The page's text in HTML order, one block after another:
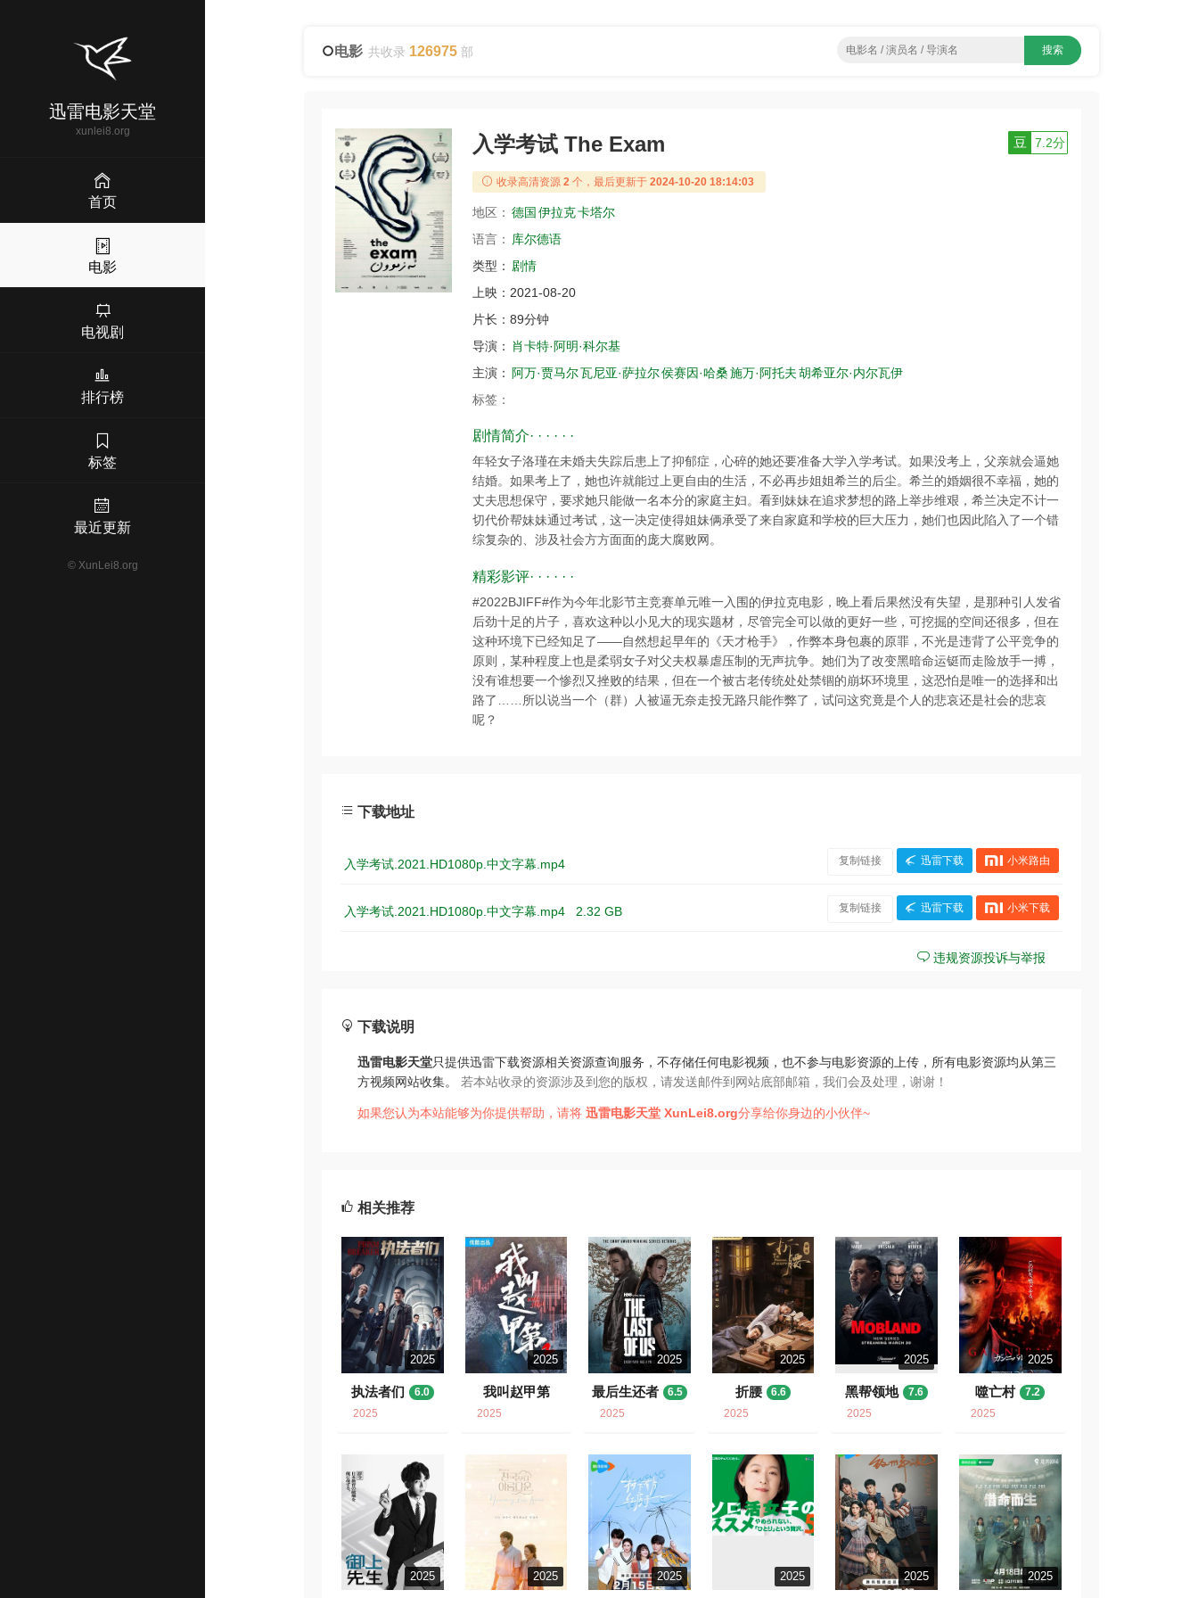
迅雷电影天堂
xunlei8.org
首页
电影
电视剧
排行榜
标签
最近更新
© XunLei8.org
电影 共收录 126975 部
入学考试 The Exam 豆 7.2分
收录高清资源 2 个，最后更新于 2024-10-20 18:14:03
地区： 德国 伊拉克卡塔尔
语言：
库尔德语
类型： 剧情
上映： 2021-08-20
片长： 89分钟
导演： 肖卡特·阿明·科尔基
主演：
阿万·贾马尔瓦尼亚·萨拉尔侯赛因·哈桑施万·阿托夫胡希亚尔·内尔瓦伊
标签：
剧情简介· · · · · ·
年轻女子洛瑾在未婚夫失踪后患上了抑郁症，心碎的她还要准备大学入学考试。如果没考上，父亲就会逼她
结婚。如果考上了，她也许就能过上更自由的生活，不必再步姐姐希兰的后尘。希兰的婚姻很不幸福，她的
丈夫思想保守，要求她只能做一名本分的家庭主妇。看到妹妹在追求梦想的路上举步维艰，希兰决定不计一
切代价帮妹妹通过考试，这一决定使得姐妹俩承受了来自家庭和学校的巨大压力，她们也因此陷入了一个错
综复杂的、涉及社会方方面面的庞大腐败网。
精彩影评· · · · · ·
#2022BJIFF#作为今年北影节主竞赛单元唯一入围的伊拉克电影，晚上看后果然没有失望，是那种引人发省
后劲十足的片子，喜欢这种以小见大的现实题材，尽管完全可以做的更好一些，可挖掘的空间还很多，但在
这种环境下已经知足了——自然想起早年的《天才枪手》，作弊本身包裹的原罪，不光是违背了公平竞争的
原则，某种程度上也是柔弱女子对父夫权暴虐压制的无声抗争。她们为了改变黑暗命运铤而走险放手一搏，
没有谁想要一个惨烈又挫败的结果，但在一个被古老传统处处禁锢的崩坏环境里，这恐怕是唯一的选择和出
路了……所以说当一个（群）人被逼无奈走投无路只能作弊了，试问这究竟是个人的悲哀还是社会的悲哀
呢？
下载地址
入学考试.2021.HD1080p.中文字幕.mp4 复制链接 迅雷下载 小米路由
入学考试.2021.HD1080p.中文字幕.mp4 2.32 GB 复制链接 迅雷下载 小米下载
违规资源投诉与举报
下载说明
迅雷电影天堂只提供迅雷下载资源相关资源查询服务，不存储任何电影视频，也不参与电影资源的上传，所有电影资源均从第三
方视频网站收集。 若本站收录的资源涉及到您的版权，请发送邮件到网站底部邮箱，我们会及处理，谢谢！
如果您认为本站能够为你提供帮助，请将迅雷电影天堂 XunLei8.org分享给你身边的小伙伴~
相关推荐
2025
执法者们
6.0
2025
2025
我叫赵甲第
2
2025
2025
最后生还者
6.5
2025
2025
折腰
6.6
2025
2025
黑帮领地
7.6
2025
2025
噬亡村
7.2
2025
2025 2025 2025 2025 2025 2025